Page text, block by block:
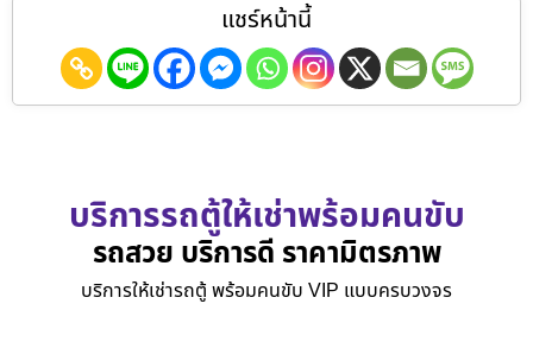
แชร์หน้านี้
บริการรถตู้ให้เช่าพร้อมคนขับ
รถสวย บริการดี ราคามิตรภาพ
บริการให้เช่ารถตู้ พร้อมคนขับ VIP แบบครบวงจร